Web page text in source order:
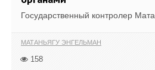
Государственный контролер
МАТАНЬЯГУ ЭНГЕЛЬМАН
158